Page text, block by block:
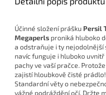
Účinné složení prášku Persil
Megaperls proniká hluboko
a odstraňuje i ty nejodolnější
navíc funguje i hluboko
pachy ve vaší pračce.
zajistí hloubkově čisté prádlo!
Standardní věty o
vážné podráždění očí. Držte